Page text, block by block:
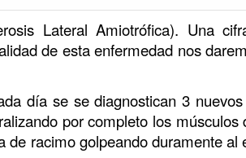
Lateral Amiotrófica). Una
de esta enfermedad nos
día se se diagnostican 3
por completo los músculos
racimo golpeando duramente al